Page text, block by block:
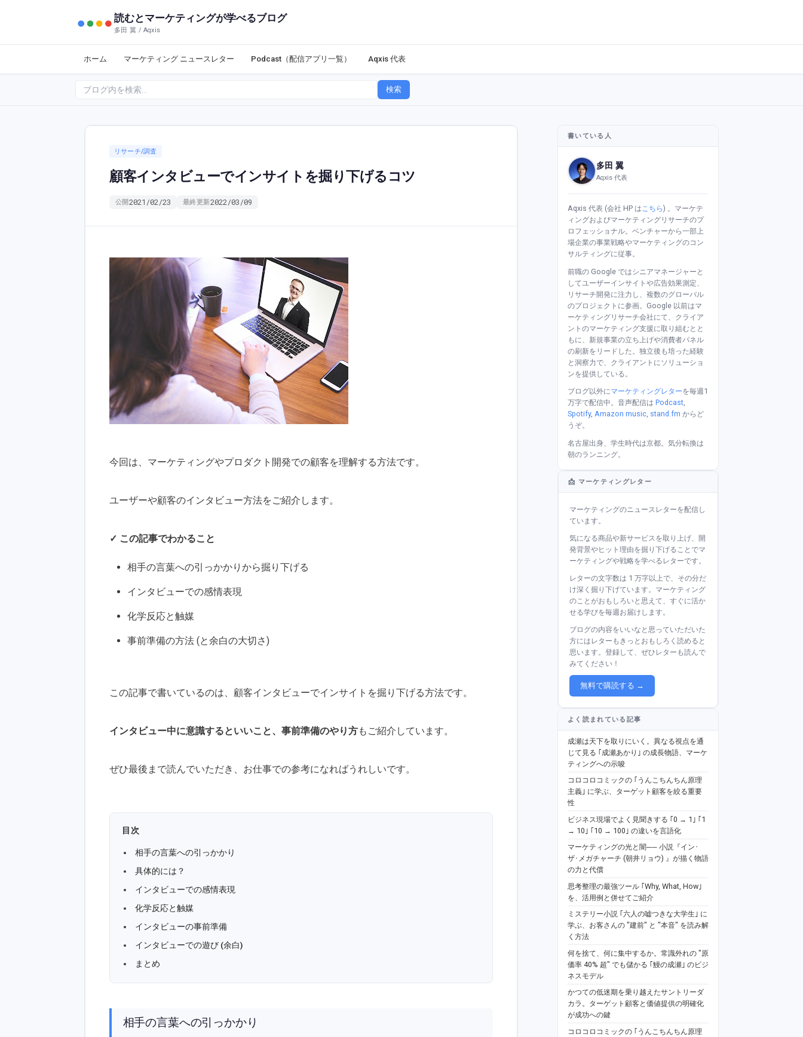
読むとマーケティングが学べるブログ
多田 翼 / Aqxis
ホーム マーケティング ニュースレター Podcast（配信アプリ一覧） Aqxis 代表
検索
リサーチ/調査
顧客インタビューでインサイトを掘り下げるコツ
公開2021/02/23 最終更新2022/03/09
今回は、マーケティングやプロダクト開発での顧客を理解する方法です。
ユーザーや顧客のインタビュー方法をご紹介します。
✓ この記事でわかること
相手の言葉への引っかかりから掘り下げる
インタビューでの感情表現
化学反応と触媒
事前準備の方法 (と余白の大切さ)
この記事で書いているのは、顧客インタビューでインサイトを掘り下げる方法です。
インタビュー中に意識するといいこと、事前準備のやり方もご紹介しています。
ぜひ最後まで読んでいただき、お仕事での参考になればうれしいです。
目次
相手の言葉への引っかかり
具体的には？
インタビューでの感情表現
化学反応と触媒
インタビューの事前準備
インタビューでの遊び (余白)
まとめ
相手の言葉への引っかかり
書いている人
多田 翼
Aqxis 代表
Aqxis 代表 (会社 HP はこちら) 。マーケテ
ィングおよびマーケティングリサーチのプ
ロフェッショナル。ベンチャーから一部上
場企業の事業戦略やマーケティングのコン
サルティングに従事。
前職の Google ではシニアマネージャーと
してユーザーインサイトや広告効果測定、
リサーチ開発に注力し、複数のグローバル
のプロジェクトに参画。Google 以前はマ
ーケティングリサーチ会社にて、クライア
ントのマーケティング支援に取り組むとと
もに、新規事業の立ち上げや消費者パネル
の刷新をリードした。独立後も培った経験
と洞察力で、クライアントにソリューショ
ンを提供している。
ブログ以外にマーケティングレターを毎週1
万字で配信中。音声配信は Podcast,
Spotify, Amazon music, stand.fm からど
うぞ。
名古屋出身、学生時代は京都。気分転換は
朝のランニング。
📩 マーケティングレター
マーケティングのニュースレターを配信し
ています。
気になる商品や新サービスを取り上げ、開
発背景やヒット理由を掘り下げることでマ
ーケティングや戦略を学べるレターです。
レターの文字数は 1 万字以上で、その分だ
け深く掘り下げています。マーケティング
のことがおもしろいと思えて、すぐに活か
せる学びを毎週お届けします。
ブログの内容をいいなと思っていただいた
方にはレターもきっとおもしろく読めると
思います。登録して、ぜひレターも読んで
みてください！
無料で購読する →
よく読まれている記事
成瀬は天下を取りにいく。異なる視点を通
じて見る ｢成瀬あかり｣ の成長物語、マーケ
ティングへの示唆
コロコロコミックの ｢うんこちんちん原理
主義｣ に学ぶ、ターゲット顧客を絞る重要
性
ビジネス現場でよく見聞きする ｢0 → 1｣ ｢1
→ 10｣ ｢10 → 100｣ の違いを言語化
マーケティングの光と闇── 小説『イン･
ザ･メガチャーチ (朝井リョウ) 』が描く物語
の力と代償
思考整理の最強ツール ｢Why, What, How｣
を、活用例と併せてご紹介
ミステリー小説 ｢六人の嘘つきな大学生｣ に
学ぶ、お客さんの "建前" と "本音" を読み解
く方法
何を捨て、何に集中するか。常識外れの "原
価率 40% 超" でも儲かる ｢鰻の成瀬｣ のビジ
ネスモデル
かつての低迷期を乗り越えたサントリーダ
カラ。ターゲット顧客と価値提供の明確化
が成功への鍵
コロコロコミックの ｢うんこちんちん原理